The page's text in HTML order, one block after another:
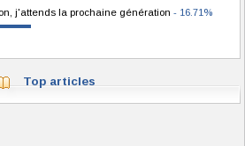
j'attends la prochaine génération - 16.71%
Top articles